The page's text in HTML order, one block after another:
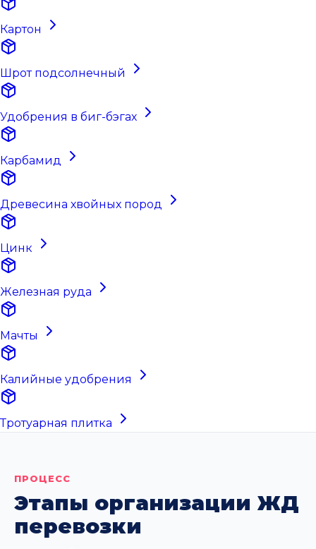
Картон
Шрот подсолнечный
Удобрения в биг-бэгах
Карбамид
Древесина хвойных пород
Цинк
Железная руда
Мачты
Калийные удобрения
Тротуарная плитка
ПРОЦЕСС
Этапы организации ЖД
перевозки